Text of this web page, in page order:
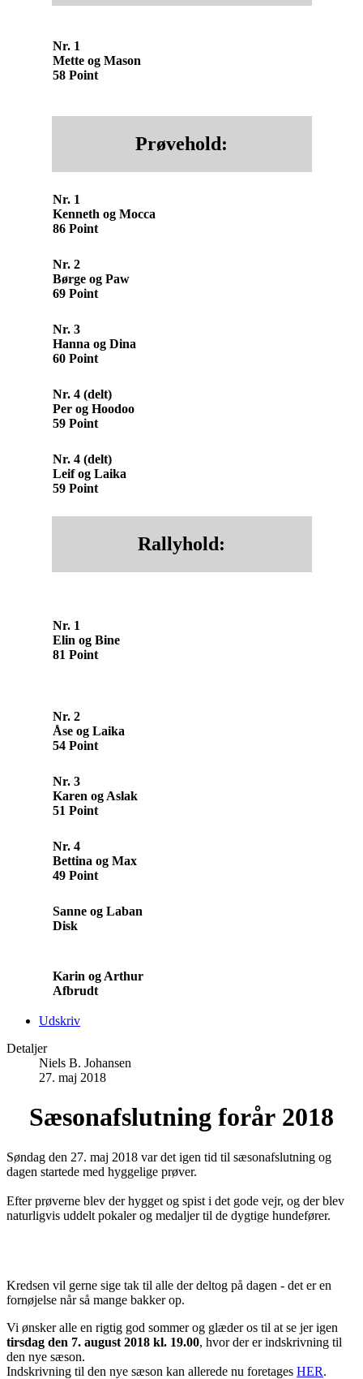
Nr. 1
Mette og Mason
58 Point
Prøvehold:
Nr. 1
Kenneth og Mocca
86 Point
Nr. 2
Børge og Paw
69 Point
Nr. 3
Hanna og Dina
60 Point
Nr. 4 (delt)
Per og Hoodoo
59 Point
Nr. 4 (delt)
Leif og Laika
59 Point
Rallyhold:
Nr. 1
Elin og Bine
81 Point
Nr. 2
Åse og Laika
54 Point
Nr. 3
Karen og Aslak
51 Point
Nr. 4
Bettina og Max
49 Point
Sanne og Laban
Disk
Karin og Arthur
Afbrudt
Udskriv
Detaljer
Niels B. Johansen
27. maj 2018
Sæsonafslutning forår 2018
Søndag den 27. maj 2018 var det igen tid til sæsonafslutning og
dagen startede med hyggelige prøver.
Efter prøverne blev der hygget og spist i det gode vejr, og der blev
naturligvis uddelt pokaler og medaljer til de dygtige hundefører.
Kredsen vil gerne sige tak til alle der deltog på dagen - det er en
fornøjelse når så mange bakker op.
Vi ønsker alle en rigtig god sommer og glæder os til at se jer igen
tirsdag den 7. august 2018 kl. 19.00, hvor der er indskrivning til
den nye sæson.
Indskrivning til den nye sæson kan allerede nu foretages HER.